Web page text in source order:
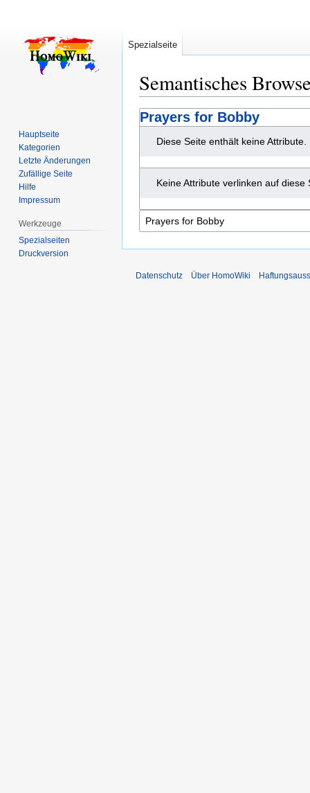
Semantisches
Zur
Navigation
springen
Zur
Suche
springen
Prayers for Bobby
Diese Seite enthält keine Attribute.
Keine Attribute verlinken auf diese
Spezialseite
Hauptseite
Kategorien
Letzte Änderungen
Zufällige Seite
Hilfe
Impressum
Werkzeuge
Spezialseiten
Druckversion
Datenschutz Über HomoWiki